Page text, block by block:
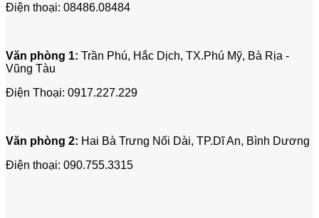
Điện thoại: 08486.08484
Văn phòng 1: Trần Phú, Hắc Dịch, TX.Phú Mỹ, Bà Rịa -
Vũng Tàu
Điện Thoại: 0917.227.229
Văn phòng 2: Hai Bà Trưng Nối Dài, TP.Dĩ An, Bình Dương
Điện thoại: 090.755.3315